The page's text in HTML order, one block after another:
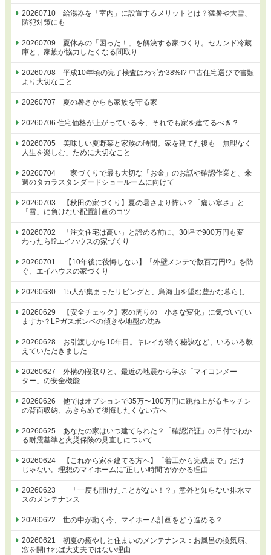
20260710 給湯器を「室内」に設置するメリットとは？猛暑や大雪、
防犯対策にも
20260709 夏休みの「困った！」を解決する家づくり。セカンド冷蔵
庫と、家族が協力したくなる間取り
20260708 平成10年頃の完了検査はわずか38%!? 中古住宅選びで書類
より大切なこと
20260707 夏の暑さからも家族を守る家
20260706 住宅価格が上がっている今、それでも家を建てるべき？
20260705 美味しい夏野菜と家族の時間。家を建てた後も「無理なく
人生を楽しむ」ために大切なこと
20260704 家づくりで最も大切な「お金」のお話や確認作業と、来
週のタカラスタンダードショールームに向けて
20260703 【秋田の家づくり】夏の暑さより怖い？「痛い寒さ」と
「雪」に負けない配置計画のコツ
20260702 「注文住宅は高い」と諦める前に。30坪で900万円も変
わったら⁉エイハウスの家づくり
20260701 【10年後に後悔しない】「外壁メンテで数百万円!?」を防
ぐ、エイハウスの家づくり
20260630 15人が集まったリビングと、鳥海山を望む豊かな暮らし
20260629 【安全チェック】家の周りの「小さな変化」に気づいてい
ますか？LPガスボンベの傾きや地盤の沈み
20260628 お引渡しから10年目。キレイが続く秘訣など、いろいろ教
えていただきました
20260627 外構の段取りと、最近の地震から学ぶ「マイコンメー
ター」の安全機能
20260626 他ではオプションで35万〜100万円に跳ね上がるキッチン
の背面収納、あきらめて後悔したくない方へ
20260625 あなたの家はいつ建てられた？「確認済証」の日付でわか
る耐震基準と火災保険の見直しについて
20260624 【これから家を建てる方へ】「着工から完成まで」だけ
じゃない。理想のマイホームに"正しい時間"がかかる理由
20260623 「一度も開けたことがない！？」意外と知らない排水マ
スのメンテナンス
20260622 世の中が動く今、マイホーム計画をどう進める？
20260621 初夏の癒やしと住まいのメンテナンス：お風呂の換気扇、
窓を開ければ大丈夫ではない理由